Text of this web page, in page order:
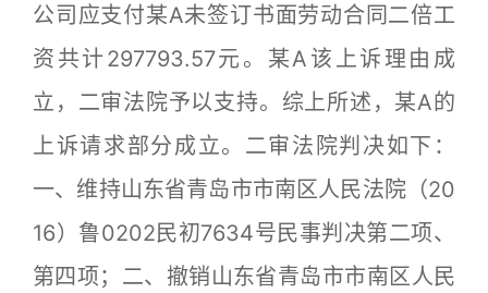
公司应支付某A未签订书面劳动合同二倍工
资共计297793.57元。某A该上诉理由成
立，二审法院予以支持。综上所述，某A的
上诉请求部分成立。二审法院判决如下：
一、维持山东省青岛市市南区人民法院（20
16）鲁0202民初7634号民事判决第二项、
第四项；二、撤销山东省青岛市市南区人民